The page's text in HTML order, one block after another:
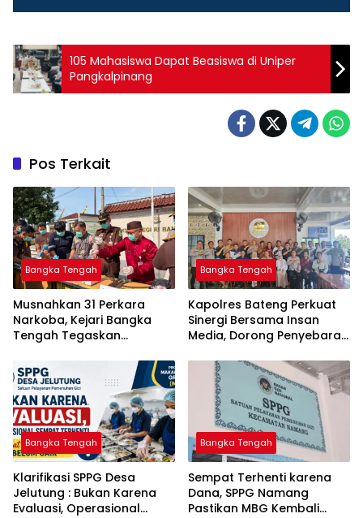
105 Mahasiswa Dapat Beasiswa di Uniper
Pangkalpinang
Pos Terkait
Bangka Tengah
Musnahkan 31 Perkara
Narkoba, Kejari Bangka
Tengah Tegaskan
Kejahatan Hingga Tuntas
Bangka Tengah
‎Kapolres Bateng Perkuat
Sinergi Bersama Insan
Media, Dorong Penyebaran
Layanan Polri 110
Bangka Tengah
‎Klarifikasi SPPG Desa
Jelutung : Bukan Karena
Evaluasi, Operasional
Bangka Tengah
‎Sempat Terhenti karena
Dana, SPPG Namang
Pastikan MBG Kembali